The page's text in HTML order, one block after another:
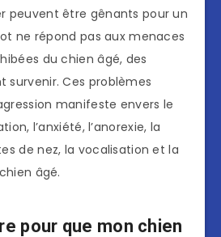
peuvent être gênants pour un
ne répond pas aux menaces
du chien âgé, des
survenir. Ces problèmes
manifeste envers le
l’anxiété, l’anorexie, la
de nez, la vocalisation et la
âgé.
pour que mon chien